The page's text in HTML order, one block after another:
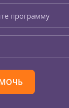
программу